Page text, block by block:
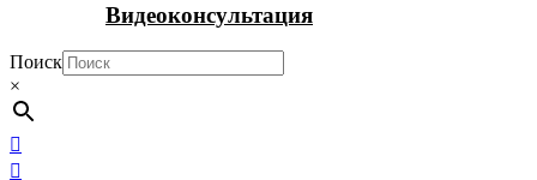
Видеоконсультация
Поиск
×